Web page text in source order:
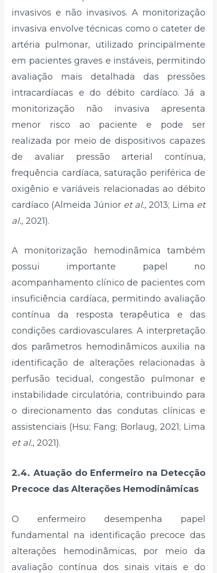
invasivos e não invasivos. A monitorização
invasiva envolve técnicas como o cateter de
artéria pulmonar, utilizado principalmente
em pacientes graves e instáveis, permitindo
avaliação mais detalhada das pressões
intracardíacas e do débito cardíaco. Já a
monitorização não invasiva apresenta
menor risco ao paciente e pode ser
realizada por meio de dispositivos capazes
de avaliar pressão arterial contínua,
frequência cardíaca, saturação periférica de
oxigênio e variáveis relacionadas ao débito
cardíaco (Almeida Júnior et al., 2013; Lima et
al., 2021).
A monitorização hemodinâmica também
possui importante papel no
acompanhamento clínico de pacientes com
insuficiência cardíaca, permitindo avaliação
contínua da resposta terapêutica e das
condições cardiovasculares. A interpretação
dos parâmetros hemodinâmicos auxilia na
identificação de alterações relacionadas à
perfusão tecidual, congestão pulmonar e
instabilidade circulatória, contribuindo para
o direcionamento das condutas clínicas e
assistenciais (Hsu; Fang; Borlaug, 2021; Lima
et al., 2021).
2.4. Atuação do Enfermeiro na Detecção
Precoce das Alterações Hemodinâmicas
O enfermeiro desempenha papel
fundamental na identificação precoce das
alterações hemodinâmicas, por meio da
avaliação contínua dos sinais vitais e do